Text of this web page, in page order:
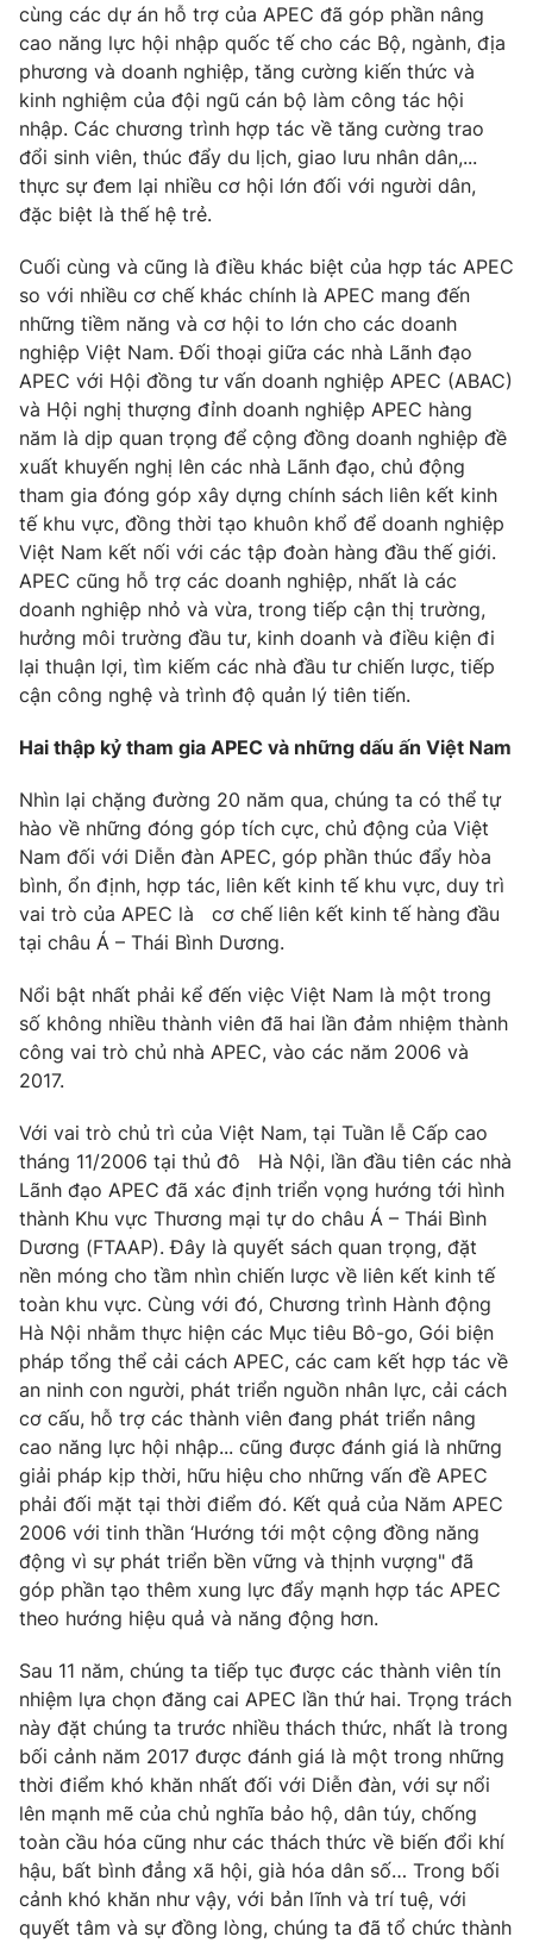
cùng các dự án hỗ trợ của APEC đã góp phần nâng
cao năng lực hội nhập quốc tế cho các Bộ, ngành, địa
phương và doanh nghiệp, tăng cường kiến thức và
kinh nghiệm của đội ngũ cán bộ làm công tác hội
nhập. Các chương trình hợp tác về tăng cường trao
đổi sinh viên, thúc đẩy du lịch, giao lưu nhân dân,...
thực sự đem lại nhiều cơ hội lớn đối với người dân,
đặc biệt là thế hệ trẻ.
Cuối cùng và cũng là điều khác biệt của hợp tác APEC
so với nhiều cơ chế khác chính là APEC mang đến
những tiềm năng và cơ hội to lớn cho các doanh
nghiệp Việt Nam. Đối thoại giữa các nhà Lãnh đạo
APEC với Hội đồng tư vấn doanh nghiệp APEC (ABAC)
và Hội nghị thượng đỉnh doanh nghiệp APEC hàng
năm là dịp quan trọng để cộng đồng doanh nghiệp đề
xuất khuyến nghị lên các nhà Lãnh đạo, chủ động
tham gia đóng góp xây dựng chính sách liên kết kinh
tế khu vực, đồng thời tạo khuôn khổ để doanh nghiệp
Việt Nam kết nối với các tập đoàn hàng đầu thế giới.
APEC cũng hỗ trợ các doanh nghiệp, nhất là các
doanh nghiệp nhỏ và vừa, trong tiếp cận thị trường,
hưởng môi trường đầu tư, kinh doanh và điều kiện đi
lại thuận lợi, tìm kiếm các nhà đầu tư chiến lược, tiếp
cận công nghệ và trình độ quản lý tiên tiến.
Hai thập kỷ tham gia APEC và những dấu ấn Việt Nam
Nhìn lại chặng đường 20 năm qua, chúng ta có thể tự
hào về những đóng góp tích cực, chủ động của Việt
Nam đối với Diễn đàn APEC, góp phần thúc đẩy hòa
bình, ổn định, hợp tác, liên kết kinh tế khu vực, duy trì
vai trò của APEC là cơ chế liên kết kinh tế hàng đầu
tại châu Á – Thái Bình Dương.
Nổi bật nhất phải kể đến việc Việt Nam là một trong
số không nhiều thành viên đã hai lần đảm nhiệm thành
công vai trò chủ nhà APEC, vào các năm 2006 và
2017.
Với vai trò chủ trì của Việt Nam, tại Tuần lễ Cấp cao
tháng 11/2006 tại thủ đô Hà Nội, lần đầu tiên các nhà
Lãnh đạo APEC đã xác định triển vọng hướng tới hình
thành Khu vực Thương mại tự do châu Á – Thái Bình
Dương (FTAAP). Đây là quyết sách quan trọng, đặt
nền móng cho tầm nhìn chiến lược về liên kết kinh tế
toàn khu vực. Cùng với đó, Chương trình Hành động
Hà Nội nhằm thực hiện các Mục tiêu Bô-go, Gói biện
pháp tổng thể cải cách APEC, các cam kết hợp tác về
an ninh con người, phát triển nguồn nhân lực, cải cách
cơ cấu, hỗ trợ các thành viên đang phát triển nâng
cao năng lực hội nhập... cũng được đánh giá là những
giải pháp kịp thời, hữu hiệu cho những vấn đề APEC
phải đối mặt tại thời điểm đó. Kết quả của Năm APEC
2006 với tinh thần ‘Hướng tới một cộng đồng năng
động vì sự phát triển bền vững và thịnh vượng" đã
góp phần tạo thêm xung lực đẩy mạnh hợp tác APEC
theo hướng hiệu quả và năng động hơn.
Sau 11 năm, chúng ta tiếp tục được các thành viên tín
nhiệm lựa chọn đăng cai APEC lần thứ hai. Trọng trách
này đặt chúng ta trước nhiều thách thức, nhất là trong
bối cảnh năm 2017 được đánh giá là một trong những
thời điểm khó khăn nhất đối với Diễn đàn, với sự nổi
lên mạnh mẽ của chủ nghĩa bảo hộ, dân túy, chống
toàn cầu hóa cũng như các thách thức về biến đổi khí
hậu, bất bình đẳng xã hội, già hóa dân số… Trong bối
cảnh khó khăn như vậy, với bản lĩnh và trí tuệ, với
quyết tâm và sự đồng lòng, chúng ta đã tổ chức thành